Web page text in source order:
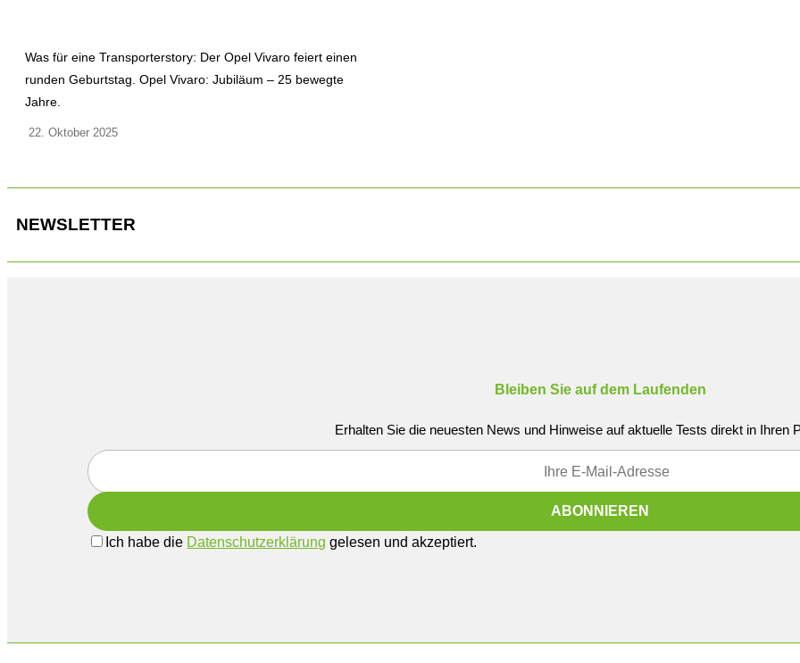
Was für eine Transporterstory: Der Opel Vivaro feiert einen
runden Geburtstag. Opel Vivaro: Jubiläum – 25 bewegte
Jahre.
22. Oktober 2025
NEWSLETTER
Bleiben Sie auf dem Laufenden
Erhalten Sie die neuesten News und Hinweise auf aktuelle Tests direkt in Ihren
Ich habe die Datenschutzerklärung gelesen und akzeptiert.